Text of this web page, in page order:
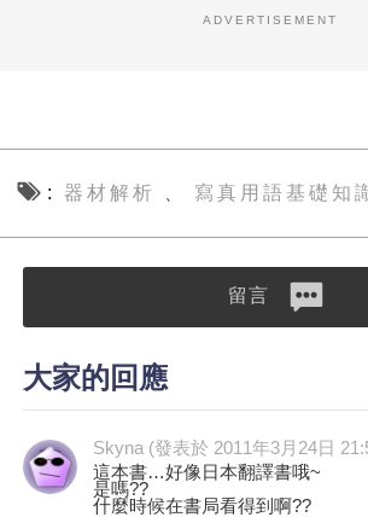
ADVERTISEMENT
器材解析 寫真用語基礎知
留言
大家的回應
Skyna (發表於 2011年3月24日
這本書…好像日本翻譯書哦~
是嗎??
什麼時候在書局看得到啊??